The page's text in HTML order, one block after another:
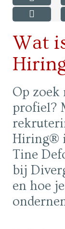
Wat
Op zoek
profiel?
Hiring®
Tine
bij
en hoe